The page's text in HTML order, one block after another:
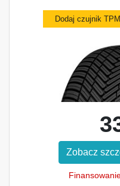
Dodaj czujnik
Zobacz